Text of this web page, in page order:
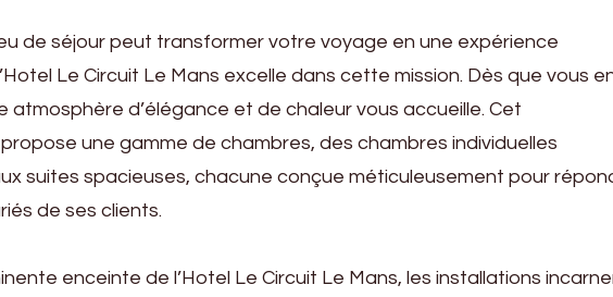
de séjour peut transformer votre voyage en une expérience
Le Circuit Le Mans excelle dans cette mission. Dès que vous
atmosphère d’élégance et de chaleur vous accueille. Cet
une gamme de chambres, des chambres individuelles
suites spacieuses, chacune conçue méticuleusement pour
de ses clients.
enceinte de l’Hotel Le Circuit Le Mans, les installations